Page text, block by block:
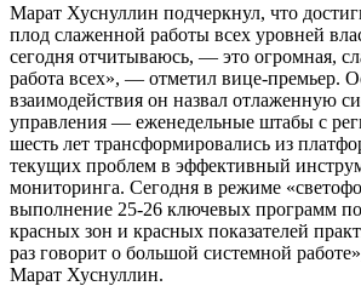
Марат Хуснуллин подчеркнул, что
плод слаженной работы всех уровней
сегодня отчитываюсь, — это огромная,
работа всех», — отметил вице-премьер.
взаимодействия он назвал отлаженную
управления — еженедельные штабы с
шесть лет трансформировались из
текущих проблем в эффективный
мониторинга. Сегодня в режиме
выполнение 25-26 ключевых программ
красных зон и красных показателей
раз говорит о большой системной
Марат Хуснуллин.